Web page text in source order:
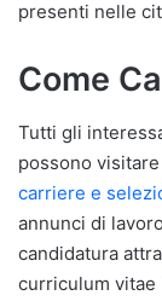
presenti nelle
Come
Tutti gli
possono
carriere e
annunci di
candidatura
curriculum vitae